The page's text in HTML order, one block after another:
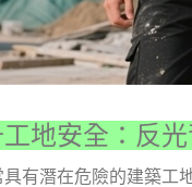
地安全：反
有潛在危險的建築工